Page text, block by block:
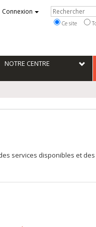
Connexion
Ce site
NOTRE CENTRE
services disponibles et